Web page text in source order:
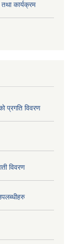
कार्यक्रम
प्रगति विवरण
विवरण